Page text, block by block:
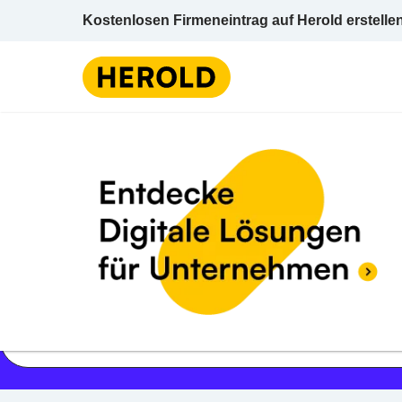
Kostenlosen Firmeneintrag auf Herold